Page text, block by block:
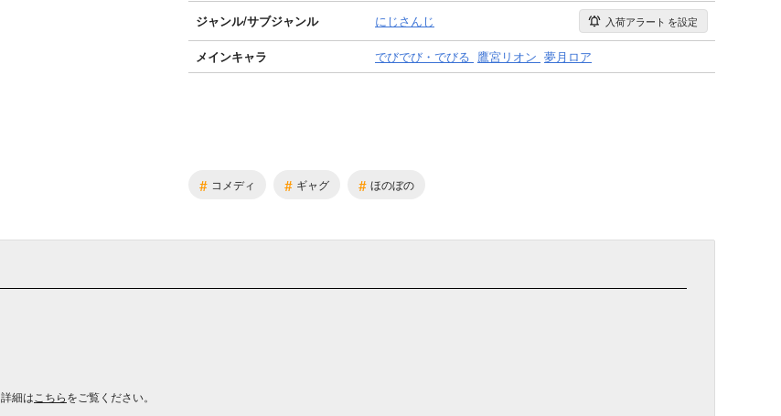
ジャンル/サブジャンル にじさんじ 入荷アラート を設定
メインキャラ でびでび・でびる 鷹宮リオン 夢月ロア
# コメディ # ギャグ # ほのぼの
細は こちらをご覧ください。